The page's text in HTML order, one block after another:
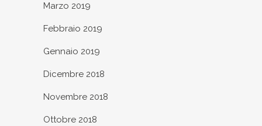
Marzo 2019
Febbraio 2019
Gennaio 2019
Dicembre 2018
Novembre 2018
Ottobre 2018